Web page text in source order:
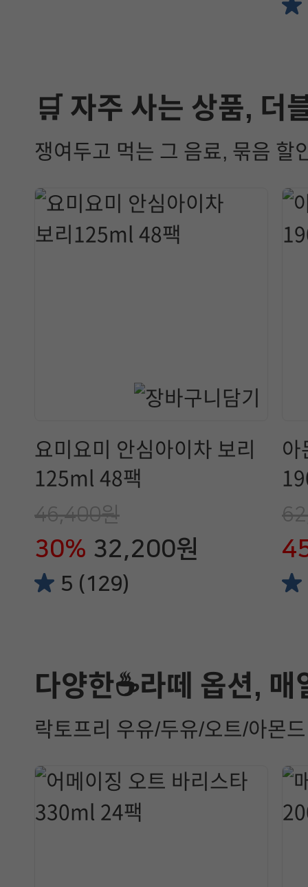
🛒 자주 사는 상품, 더
쟁여두고 먹는 그 음료, 묶음 할
요미요미 안심아이차 보리
125ml 48팩
46,400원
30% 32,200원
5 (129)
아
다양한☕라떼 옵션, 매
락토프리 우유/두유/오트/아몬